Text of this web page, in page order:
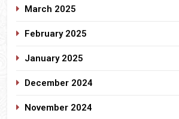
March 2025
February 2025
January 2025
December 2024
November 2024